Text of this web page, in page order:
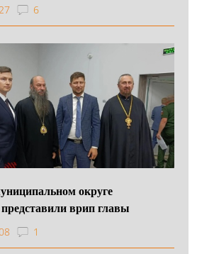
6
округе
врип главы
1